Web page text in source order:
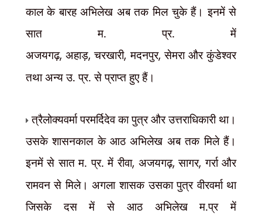
काल के बारह अभिलेख अब तक मिल चुके हैं। इनमें से
सात म. प्र. में
अजयगढ़,अहाड़,चरखारी,मदनपुर,सेमरा और कुंडेश्वर
तथा अन्य उ. प्र. से प्राप्त हुए हैं।
त्रैलोक्यवर्मा परमर्दिदेव का पुत्र और उत्तराधिकारी था।
उसके शासनकाल के आठ अभिलेख अब तक मिले हैं।
इनमें से सात म. प्र. में रीवा, अजयगढ़,सागर,गर्रा और
रामवन से मिले। अगला शासक उसका पुत्र वीरवर्मा था
जिसके दस में से आठ अभिलेख म.प्र में